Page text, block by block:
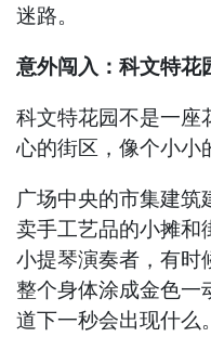
迷路。
意外闯入：科文特
科文特花园不是一座
心的街区，像个小小
广场中央的市集建筑
卖手工艺品的小摊和
小提琴演奏者，有时
整个身体涂成金色一
道下一秒会出现什么。